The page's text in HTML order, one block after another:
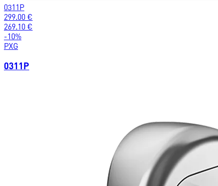
0311P
299.00 €
269.10 €
-10%
PXG
0311P